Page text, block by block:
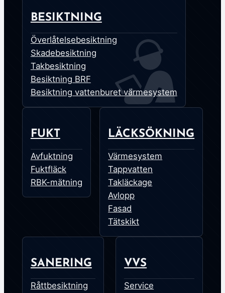
BESIKTNING
Överlåtelsebesiktning
Skadebesiktning
Takbesiktning
Besiktning BRF
Besiktning vattenburet värmesystem
FUKT
Avfuktning
Fuktfläck
RBK-mätning
LÄCKSÖKNING
Värmesystem
Tappvatten
Takläckage
Avlopp
Fasad
Tätskikt
SANERING
Råttbesiktning
VVS
Service